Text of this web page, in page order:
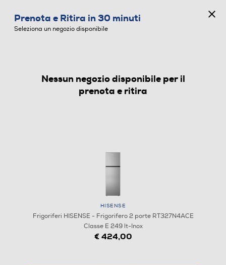
FRIGORIFERI
Prenota e Ritira in 30 minuti
Seleziona un negozio disponibile
Nessun negozio disponibile per il
prenota e ritira
HISENSE
Frigoriferi HISENSE - Frigorifero 2 porte RT327N4ACE
Classe E 249 lt-Inox
€ 424,00